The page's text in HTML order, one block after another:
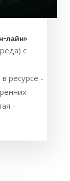
лайн»
с
ресурсе -
-